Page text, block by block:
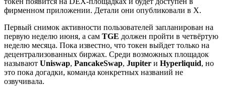
фирменном приложении. Детали они опубликовали в X.
Первый снимок активности пользователей запланирован на
первую неделю июня, а сам TGE должен пройти в четвёртую
неделю месяца. Пока известно, что токен выйдет только на
децентрализованных биржах. Среди возможных площадок
называют Uniswap, PancakeSwap, Jupiter и Hyperliquid, но
это пока догадки, команда конкретных названий не
озвучивала.